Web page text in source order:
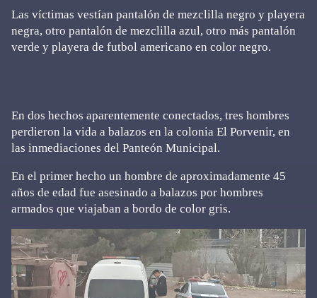
Las víctimas vestían pantalón de mezclilla negro y playera
negra, otro pantalón de mezclilla azul, otro más pantalón
verde y playera de futbol americano en color negro.
En dos hechos aparentemente conectados, tres hombres
perdieron la vida a balazos en la colonia El Porvenir, en
las inmediaciones del Panteón Municipal.
En el primer hecho un hombre de aproximadamente 45
años de edad fue asesinado a balazos por hombres
armados que viajaban a bordo de color gris.